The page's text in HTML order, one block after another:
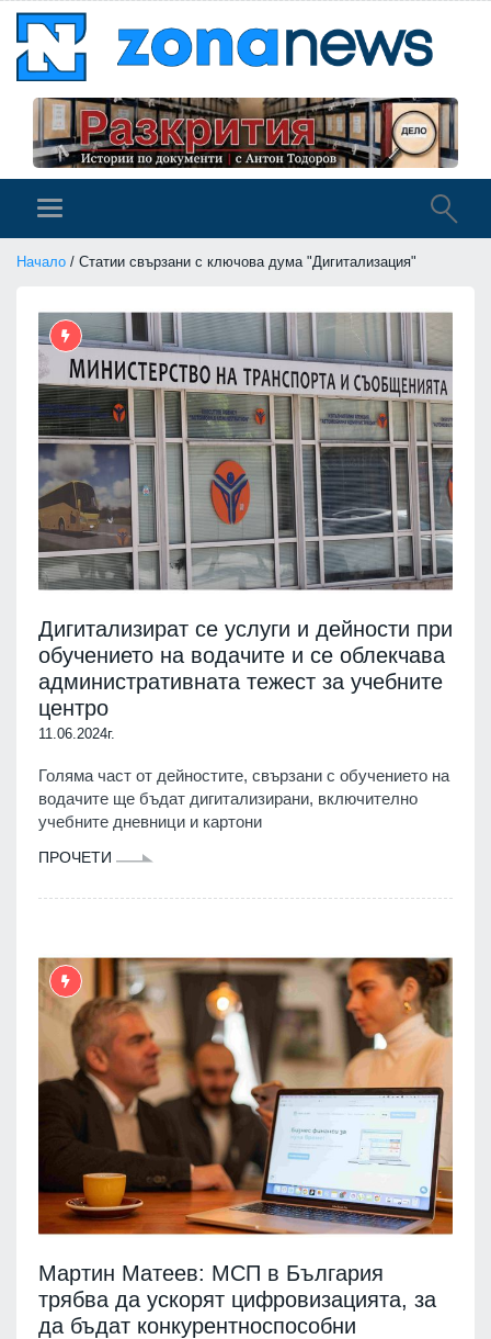
Начало / Статии свързани с ключова дума "Дигитализация"
Дигитализират се услуги и дейности при
обучението на водачите и се облекчава
административната тежест за учебните
центро
11.06.2024г.
Голяма част от дейностите, свързани с обучението на
водачите ще бъдат дигитализирани, включително
учебните дневници и картони
ПРОЧЕТИ
Мартин Матеев: МСП в България
трябва да ускорят цифровизацията, за
да бъдат конкурентноспособни